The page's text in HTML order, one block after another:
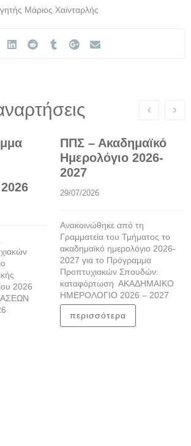
Μάριος Χαϊνταρλής
2026
ΠΠΣ – Ακαδημαϊκό
Ημερολόγιο 2026-
2027
29/07/2026
Ανακοινώθηκε από τη
Γραμματεία του Τμήματος το
ακαδημαϊκό ημερολόγιο 2026-
2027 για το Πρόγραμμα
Προπτυχιακών Σπουδών:
καταφόρτωση ΑΚΑΔΗΜΑΙΚΟ
ΗΜΕΡΟΛΟΓΙΟ 2026 – 2027
περισσότερα